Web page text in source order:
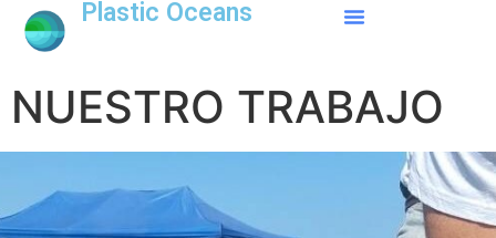
Plastic Oceans
NUESTRO TRABAJO